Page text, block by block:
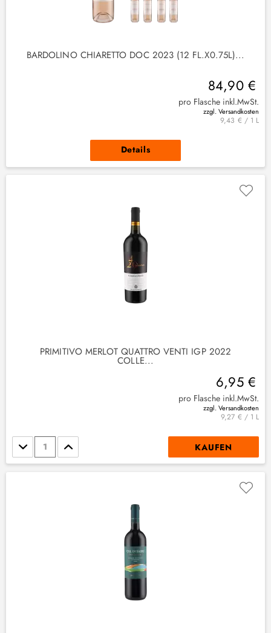
BARDOLINO CHIARETTO DOC 2023 (12 FL.X0.75L)...
84,90 €
pro Flasche inkl.MwSt.
zzgl. Versandkosten
9,43 € / 1 L
Details
PRIMITIVO MERLOT QUATTRO VENTI IGP 2022
COLLE...
6,95 €
pro Flasche inkl.MwSt.
zzgl. Versandkosten
9,27 € / 1 L
Stückzahl KAUFEN